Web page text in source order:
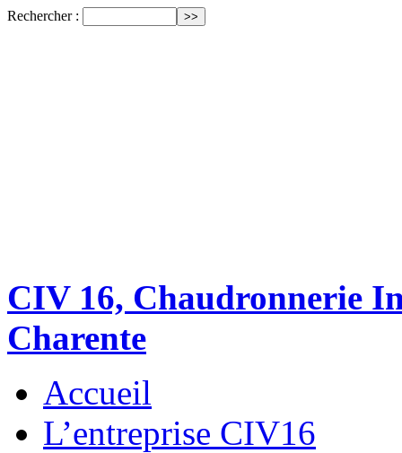
Rechercher :
CIV 16, Chaudronnerie
Charente
Accueil
L’entreprise CIV16